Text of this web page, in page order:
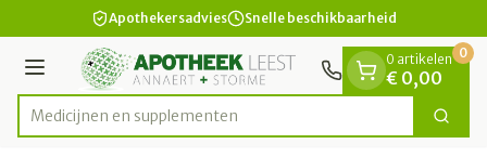
Ga naar de inhoudApothekersadvies Snelle beschikbaarheid
Menu
Product, merk, categorie...
Medicijne Zoek
0 artikelen
€ 0,00
0